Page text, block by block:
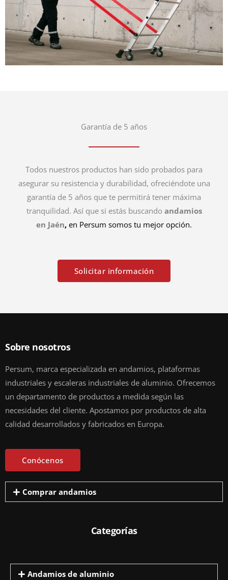
Garantía de 5 años
Todos nuestros productos han sido probados para
asegurar su resistencia y durabilidad, ofreciéndote una
garantía de 5 años que te permitirá tener máxima
tranquilidad. Así que si estás buscando andamios
en Jaén, en Persum somos tu mejor opción.
Solicitar información
Sobre nosotros
Persum, marca especializada en andamios, plataformas
industriales y escaleras industriales de aluminio. Ofrecemos
un departamento de productos a medida según las
necesidades del cliente. Apostamos por productos de alta
calidad desarrollados y fabricados en Europa.
Conócenos
Comprar andamios
Categorías
Andamios de aluminio